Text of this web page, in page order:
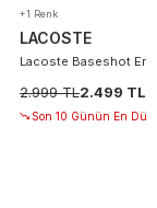
+1 Renk
LACOSTE
Lacoste Baseshot
2.999 TL2.499 TL
Son 10 Günün En